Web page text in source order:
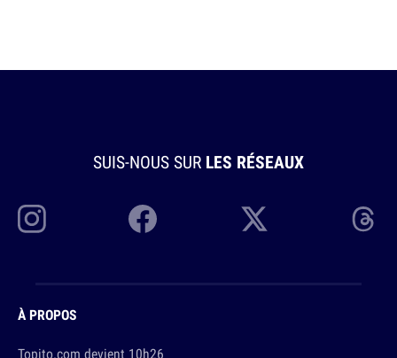
SUIS-NOUS SUR LES RÉSEAUX
À PROPOS
Topito.com devient 10h26